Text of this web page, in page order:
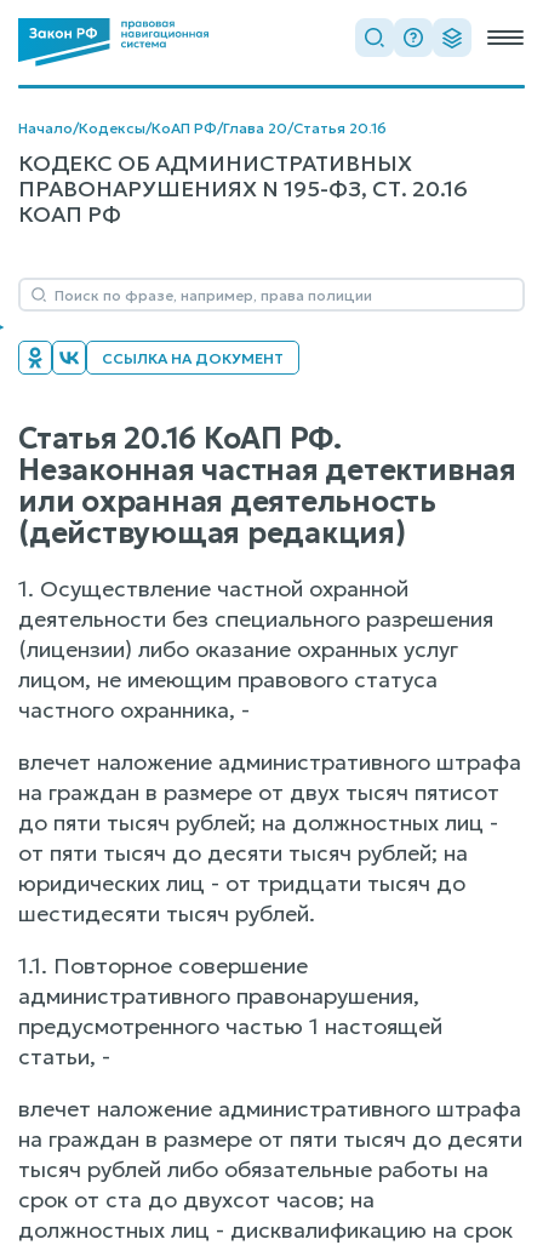
Начало/Кодексы/КоАП РФ/Глава 20/Статья 20.16
КОДЕКС ОБ АДМИНИСТРАТИВНЫХ
ПРАВОНАРУШЕНИЯХ N 195-ФЗ, СТ. 20.16
КОАП РФ
ССЫЛКА НА ДОКУМЕНТ
Статья 20.16 КоАП РФ.
Незаконная частная детективная
или охранная деятельность
(действующая редакция)
1. Осуществление частной охранной
деятельности без специального разрешения
(лицензии) либо оказание охранных услуг
лицом, не имеющим правового статуса
частного охранника, -
влечет наложение административного штрафа
на граждан в размере от двух тысяч пятисот
до пяти тысяч рублей; на должностных лиц -
от пяти тысяч до десяти тысяч рублей; на
юридических лиц - от тридцати тысяч до
шестидесяти тысяч рублей.
1.1. Повторное совершение
административного правонарушения,
предусмотренного частью 1 настоящей
статьи, -
влечет наложение административного штрафа
на граждан в размере от пяти тысяч до десяти
тысяч рублей либо обязательные работы на
срок от ста до двухсот часов; на
должностных лиц - дисквалификацию на срок